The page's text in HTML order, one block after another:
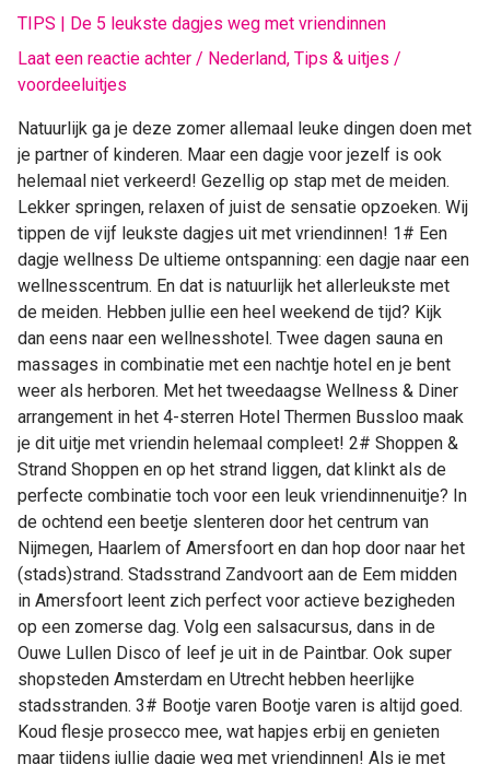
TIPS | De 5 leukste dagjes weg met vriendinnen
Laat een reactie achter / Nederland, Tips & uitjes /
voordeeluitjes
Natuurlijk ga je deze zomer allemaal leuke dingen doen met
je partner of kinderen. Maar een dagje voor jezelf is ook
helemaal niet verkeerd! Gezellig op stap met de meiden.
Lekker springen, relaxen of juist de sensatie opzoeken. Wij
tippen de vijf leukste dagjes uit met vriendinnen! 1# Een
dagje wellness De ultieme ontspanning: een dagje naar een
wellnesscentrum. En dat is natuurlijk het allerleukste met
de meiden. Hebben jullie een heel weekend de tijd? Kijk
dan eens naar een wellnesshotel. Twee dagen sauna en
massages in combinatie met een nachtje hotel en je bent
weer als herboren. Met het tweedaagse Wellness & Diner
arrangement in het 4-sterren Hotel Thermen Bussloo maak
je dit uitje met vriendin helemaal compleet! 2# Shoppen &
Strand Shoppen en op het strand liggen, dat klinkt als de
perfecte combinatie toch voor een leuk vriendinnenuitje? In
de ochtend een beetje slenteren door het centrum van
Nijmegen, Haarlem of Amersfoort en dan hop door naar het
(stads)strand. Stadsstrand Zandvoort aan de Eem midden
in Amersfoort leent zich perfect voor actieve bezigheden
op een zomerse dag. Volg een salsacursus, dans in de
Ouwe Lullen Disco of leef je uit in de Paintbar. Ook super
shopsteden Amsterdam en Utrecht hebben heerlijke
stadsstranden. 3# Bootje varen Bootje varen is altijd goed.
Koud flesje prosecco mee, wat hapjes erbij en genieten
maar tijdens jullie dagje weg met vriendinnen! Als je met
TIPS
De
5
leukste
dagjes
weg
met
vriendinnen